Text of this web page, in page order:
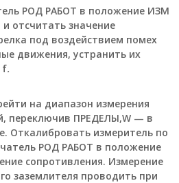
РОД РАБОТ в положение ИЗМ
отсчитать значение
под воздействием помех
движения, устранить их
f.
на диапазон измерения
переключив ПРЕДЕЛЫ,W — в
Откалибровать измеритель по
РОД РАБОТ в положение
сопротивления. Измерение
заземлителя проводить при